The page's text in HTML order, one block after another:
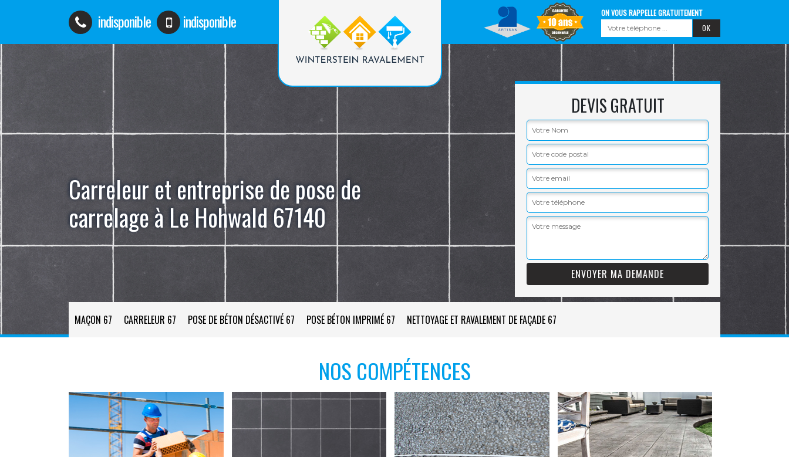
indisponible indisponible ON VOUS RAPPELLE GRATUITEMENT
Carreleur et entreprise de pose de
carrelage à Le Hohwald 67140
DEVIS GRATUIT
MAÇON 67 CARRELEUR 67 POSE DE BÉTON DÉSACTIVÉ 67 POSE BÉTON IMPRIMÉ 67 NETTOYAGE ET RAVALEMENT DE FAÇADE 67
NOS COMPÉTENCES